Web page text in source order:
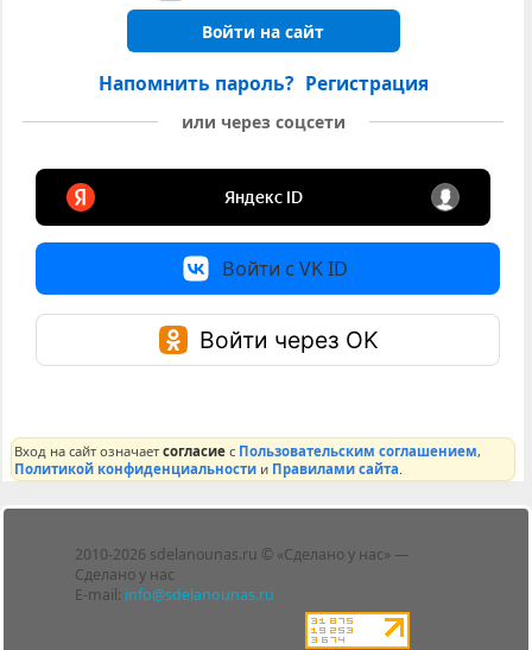
Войти на сайт
Напомнить пароль? Регистрация
или через соцсети
Войти с VK ID
Войти через OK
Вход на сайт означаетсогласие с Пользовательским соглашением,
Политикой конфиденциальности и Правилами сайта
2010-2026 sdelanounas.ru © «Сделано у нас» —
Сделано у нас
E-mail: info@sdelanounas.ru
Блоги
Люди
Политика